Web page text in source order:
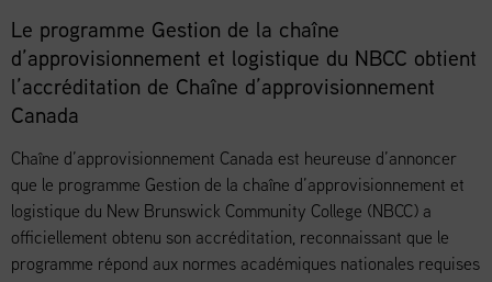
Le programme Gestion de la chaîne
d’approvisionnement et logistique du NBCC obtient
l’accréditation de Chaîne d’approvisionnement
Canada
Chaîne d’approvisionnement Canada est heureuse d’annoncer
que le programme Gestion de la chaîne d’approvisionnement et
logistique du New Brunswick Community College (NBCC) a
officiellement obtenu son accréditation, reconnaissant que le
programme répond aux normes académiques nationales requises